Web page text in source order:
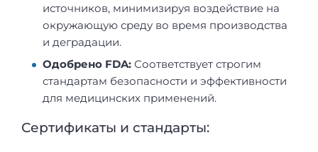
источников, минимизируя воздействие на
окружающую среду во время производства
и деградации.
Одобрено FDA: Соответствует строгим
стандартам безопасности и эффективности
для медицинских применений.
Сертификаты и стандарты: